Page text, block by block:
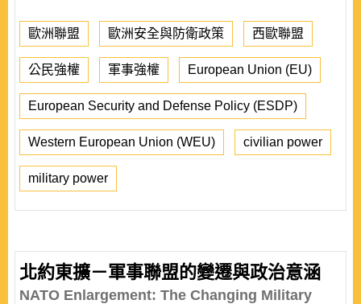
歐洲聯盟 歐洲安全與防衛政策 西歐聯盟
公民強權 軍事強權 European Union (EU)
European Security and Defense Policy (ESDP)
Western European Union (WEU) civilian power
military power
北約東擴－軍事聯盟的變遷與政治意涵
NATO Enlargement: The Changing Military